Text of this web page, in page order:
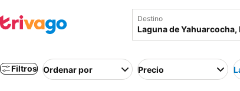
Destino
Filtros Ordenar por Precio